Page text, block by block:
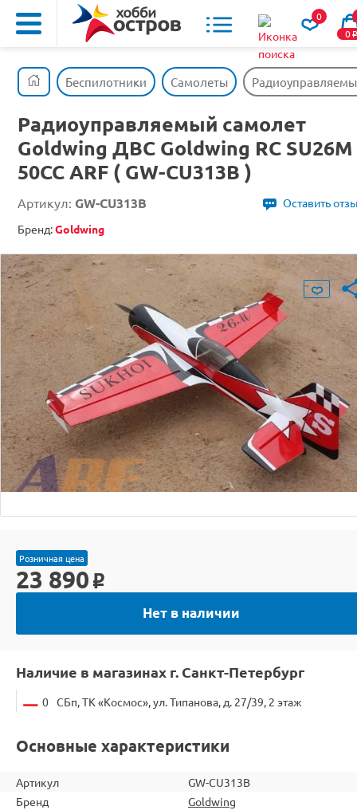
0
0o
Беспилотники Самолеты
Радиоуправляемый самолет
Goldwing ДВС Goldwing RC SU26M
50CC ARF ( GW-CU313B )
Артикул: GW-CU313B
Оставить
Бренд:Goldwing
Розничная цена
23 890 o
Нет в наличии
Наличие в магазинах г. Санкт-Петербург
0 СБп, ТК «Космос», ул. Типанова, д. 27/39, 2 этаж
Основные характеристики
Артикул
GW-CU313B
Бренд
Goldwing